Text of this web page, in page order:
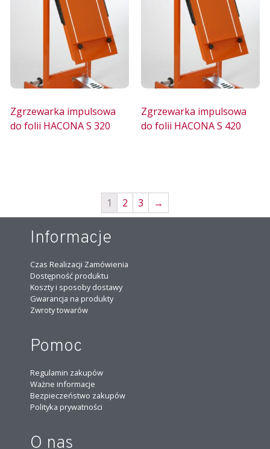
Zgrzewarka impulsowa
do folii HACONA S 320
Zgrzewarka impulsowa
do folii HACONA S 420
1 2 3 →
Informacje
Czas Realizacji Zamówienia
Dostępność produktu
Koszty i sposoby dostawy
Gwarancja na produkty
Zwroty towarów
Pomoc
Regulamin zakupów
Ważne informacje
Bezpieczeństwo zakupów
Polityka prywatności
O nas